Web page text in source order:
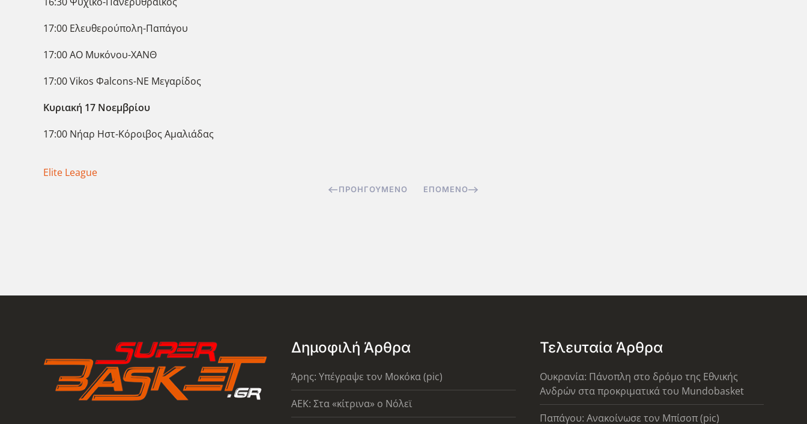
17:00 Ελευθερούπολη-Παπάγου
17:00 ΑΟ Μυκόνου-ΧΑΝΘ
17:00 Vikos Φalcons-ΝΕ Μεγαρίδος
Κυριακή 17 Νοεμβρίου
17:00 Νήαρ Ηστ-Κόροιβος Αμαλιάδας
Elite League
ΠΡΟΗΓΟΎΜΕΝΟ ΕΠΌΜΕΝΟ
Δημοφιλή Άρθρα
Άρης: Υπέγραψε τον Μοκόκα (pic)
AEK: Στα «κίτρινα» ο Νόλεϊ
Τελευταία Άρθρα
Ουκρανία: Πάνοπλη στο δρόμο της Εθνικής
Ανδρών στα προκριματικά του Mundobasket
Παπάγου: Ανακοίνωσε τον Μπίσοπ (pic)